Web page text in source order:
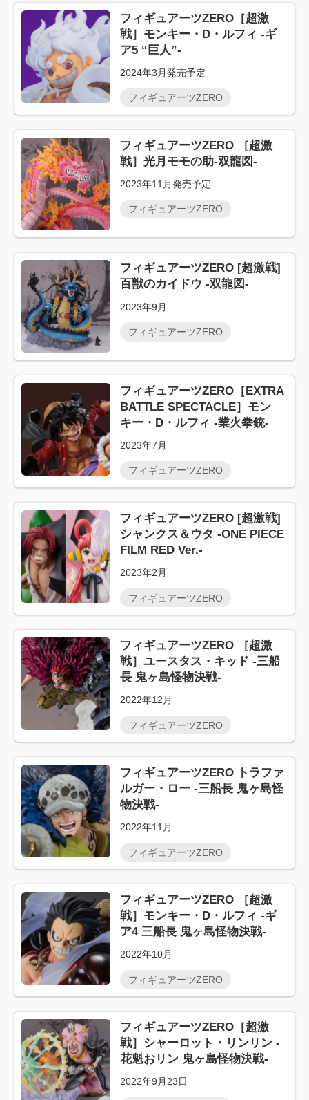
フィギュアーツZERO［超激
戦］モンキー・D・ルフィ -ギ
ア5 “巨人”-
2024年3月発売予定
フィギュアーツZERO
フィギュアーツZERO ［超激
戦］光月モモの助-双龍図-
2023年11月発売予定
フィギュアーツZERO
フィギュアーツZERO [超激戦]
百獣のカイドウ -双龍図-
2023年9月
フィギュアーツZERO
フィギュアーツZERO［EXTRA
BATTLE SPECTACLE］モン
キー・D・ルフィ -業火拳銃-
2023年7月
フィギュアーツZERO
フィギュアーツZERO [超激戦]
シャンクス＆ウタ -ONE PIECE
FILM RED Ver.-
2023年2月
フィギュアーツZERO
フィギュアーツZERO ［超激
戦］ユースタス・キッド -三船
長 鬼ヶ島怪物決戦-
2022年12月
フィギュアーツZERO
フィギュアーツZERO トラファ
ルガー・ロー -三船長 鬼ヶ島怪
物決戦-
2022年11月
フィギュアーツZERO
フィギュアーツZERO ［超激
戦］モンキー・D・ルフィ -ギ
ア4 三船長 鬼ヶ島怪物決戦-
2022年10月
フィギュアーツZERO
フィギュアーツZERO［超激
戦］シャーロット・リンリン -
花魁おリン 鬼ヶ島怪物決戦-
2022年9月23日